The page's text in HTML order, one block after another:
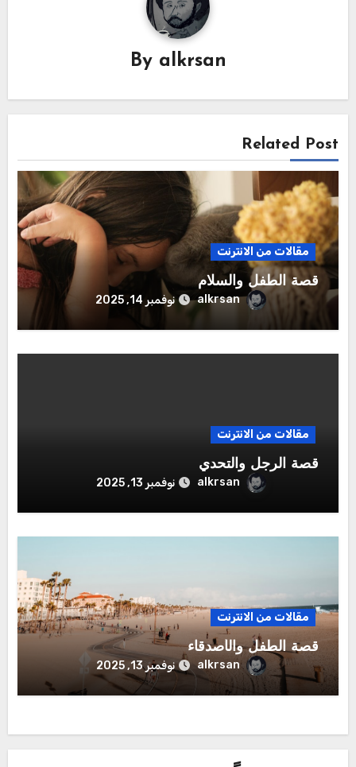
By alkrsan
Related Post
مقالات من الانترنت
قصة الطفل والسلام
alkrsan نوفمبر 14, 2025
مقالات من الانترنت
قصة الرجل والتحدي
alkrsan نوفمبر 13, 2025
مقالات من الانترنت
قصة الطفل والأصدقاء
alkrsan نوفمبر 13, 2025